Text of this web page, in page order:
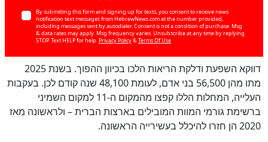
By submitting this form and signing up for texts, you consent to receive news
notification text messages from HebrewNews.com at the number provided,
including messages sent by autodialer. Consent is not a condition of purchase. Msg
& data rates may apply. Msg frequency varies. Unsubscribe at any time by replying
STOP. Text HELP for help. Privacy Policy& Terms Of Use
דווקא השפעת ודלקת הריאות הלכו בכיוון ההפוך. בשנת 2025
מתו מהן 56,500 בני אדם, לעומת 48,100 שנה קודם לכן. בעקבות
העלייה, המחלות הללו קפצו מהמקום ה-11 למקום השמיני
ברשימת גורמי המוות המובילים בארצות הברית – ולראשונה מאז
2020 הן חזרו להיכלל בעשירייה הראשונה.
100%כן